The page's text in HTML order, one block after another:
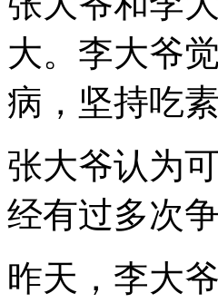
大。李大爷
病，坚持吃
张大爷认为
经有过多次
昨天，李大